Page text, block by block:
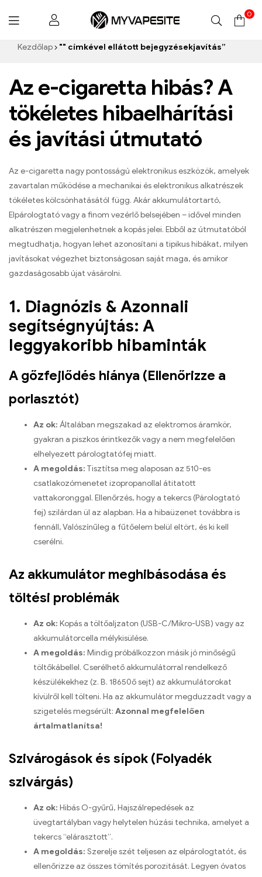
Myvapesite.de
0
Kezdőlap "" címkével ellátott bejegyzésekjavítás”
Az e-cigaretta hibás? A
tökéletes hibaelhárítási
és javítási útmutató
Az e-cigaretta nagy pontosságú elektronikus eszközök, amelyek
zavartalan működése a mechanikai és elektronikus alkatrészek
tökéletes kölcsönhatásától függ. Akár akkumulátortartó,
Elpárologtató vagy a finom vezérlő belsejében – idővel minden
alkatrészen megjelenhetnek a kopás jelei. Ebből az útmutatóból
megtudhatja, hogyan lehet azonosítani a tipikus hibákat, milyen
javításokat végezhet biztonságosan saját maga, és amikor
gazdaságosabb újat vásárolni.
1. Diagnózis & Azonnali
segítségnyújtás: A
leggyakoribb hibaminták
A gőzfejlődés hiánya (Ellenőrizze a
porlasztót)
Az ok: Általában megszakad az elektromos áramkör,
gyakran a piszkos érintkezők vagy a nem megfelelően
elhelyezett párologtatófej miatt.
A megoldás: Tisztítsa meg alaposan az 510-es
csatlakozómenetet izopropanollal átitatott
vattakoronggal. Ellenőrzés, hogy a tekercs (Párologtató
fej) szilárdan ül az alapban. Ha a hibaüzenet továbbra is
fennáll, Valószínűleg a fűtőelem belül eltört, és ki kell
cserélni.
Az akkumulátor meghibásodása és
töltési problémák
Az ok: Kopás a töltőaljzaton (USB-C/Mikro-USB) vagy az
akkumulátorcella mélykisülése.
A megoldás: Mindig próbálkozzon másik jó minőségű
töltőkábellel. Cserélhető akkumulátorral rendelkező
készülékekhez (z. B. 18650ő sejt) az akkumulátorokat
kívülről kell tölteni. Ha az akkumulátor megduzzadt vagy a
szigetelés megsérült: Azonnal megfelelően
ártalmatlanítsa!
Szivárogások és sípok (Folyadék
szivárgás)
Az ok: Hibás O-gyűrű, Hajszálrepedések az
üvegtartályban vagy helytelen húzási technika, amelyet a
tekercs “elárasztott”.
A megoldás: Szerelje szét teljesen az elpárologtatót, és
ellenőrizze az összes tömítés porozitását. Legyen óvatos